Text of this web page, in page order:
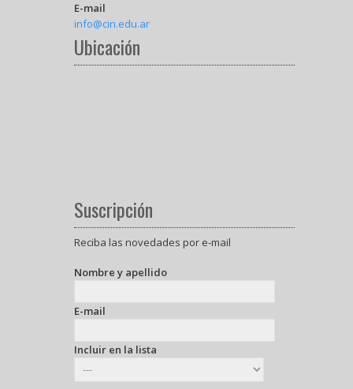
E-mail
info@cin.edu.ar
Ubicación
Suscripción
Reciba las novedades por e-mail
Nombre y apellido
E-mail
Incluir en la lista